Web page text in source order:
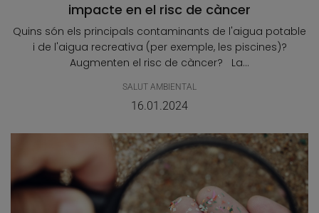
impacte en el risc de càncer
Quins són els principals contaminants de l'aigua potable
i de l'aigua recreativa (per exemple, les piscines)?
Augmenten el risc de càncer? La...
SALUT AMBIENTAL
16.01.2024